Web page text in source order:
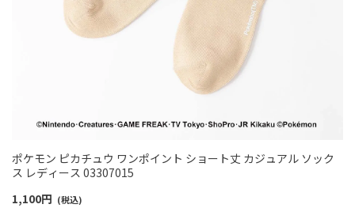
ポケモン ピカチュウ ワンポイント ショート丈 カジュアル ソック
ス レディース 03307015
1,100円 (税込)